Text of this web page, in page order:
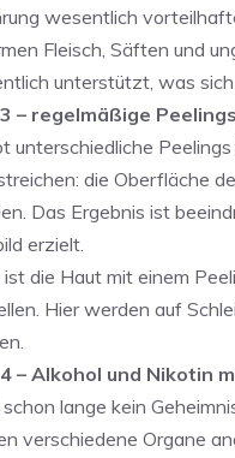
wesentlich
Fleisch, Säften und
unterstützt, was
– regelmäßige
unterschiedliche
die Oberfläche
Das Ergebnis ist
erzielt.
ist die Haut mit einem
Hier werden auf
– Alkohol und Nikotin
lange kein
verschiedene Organe